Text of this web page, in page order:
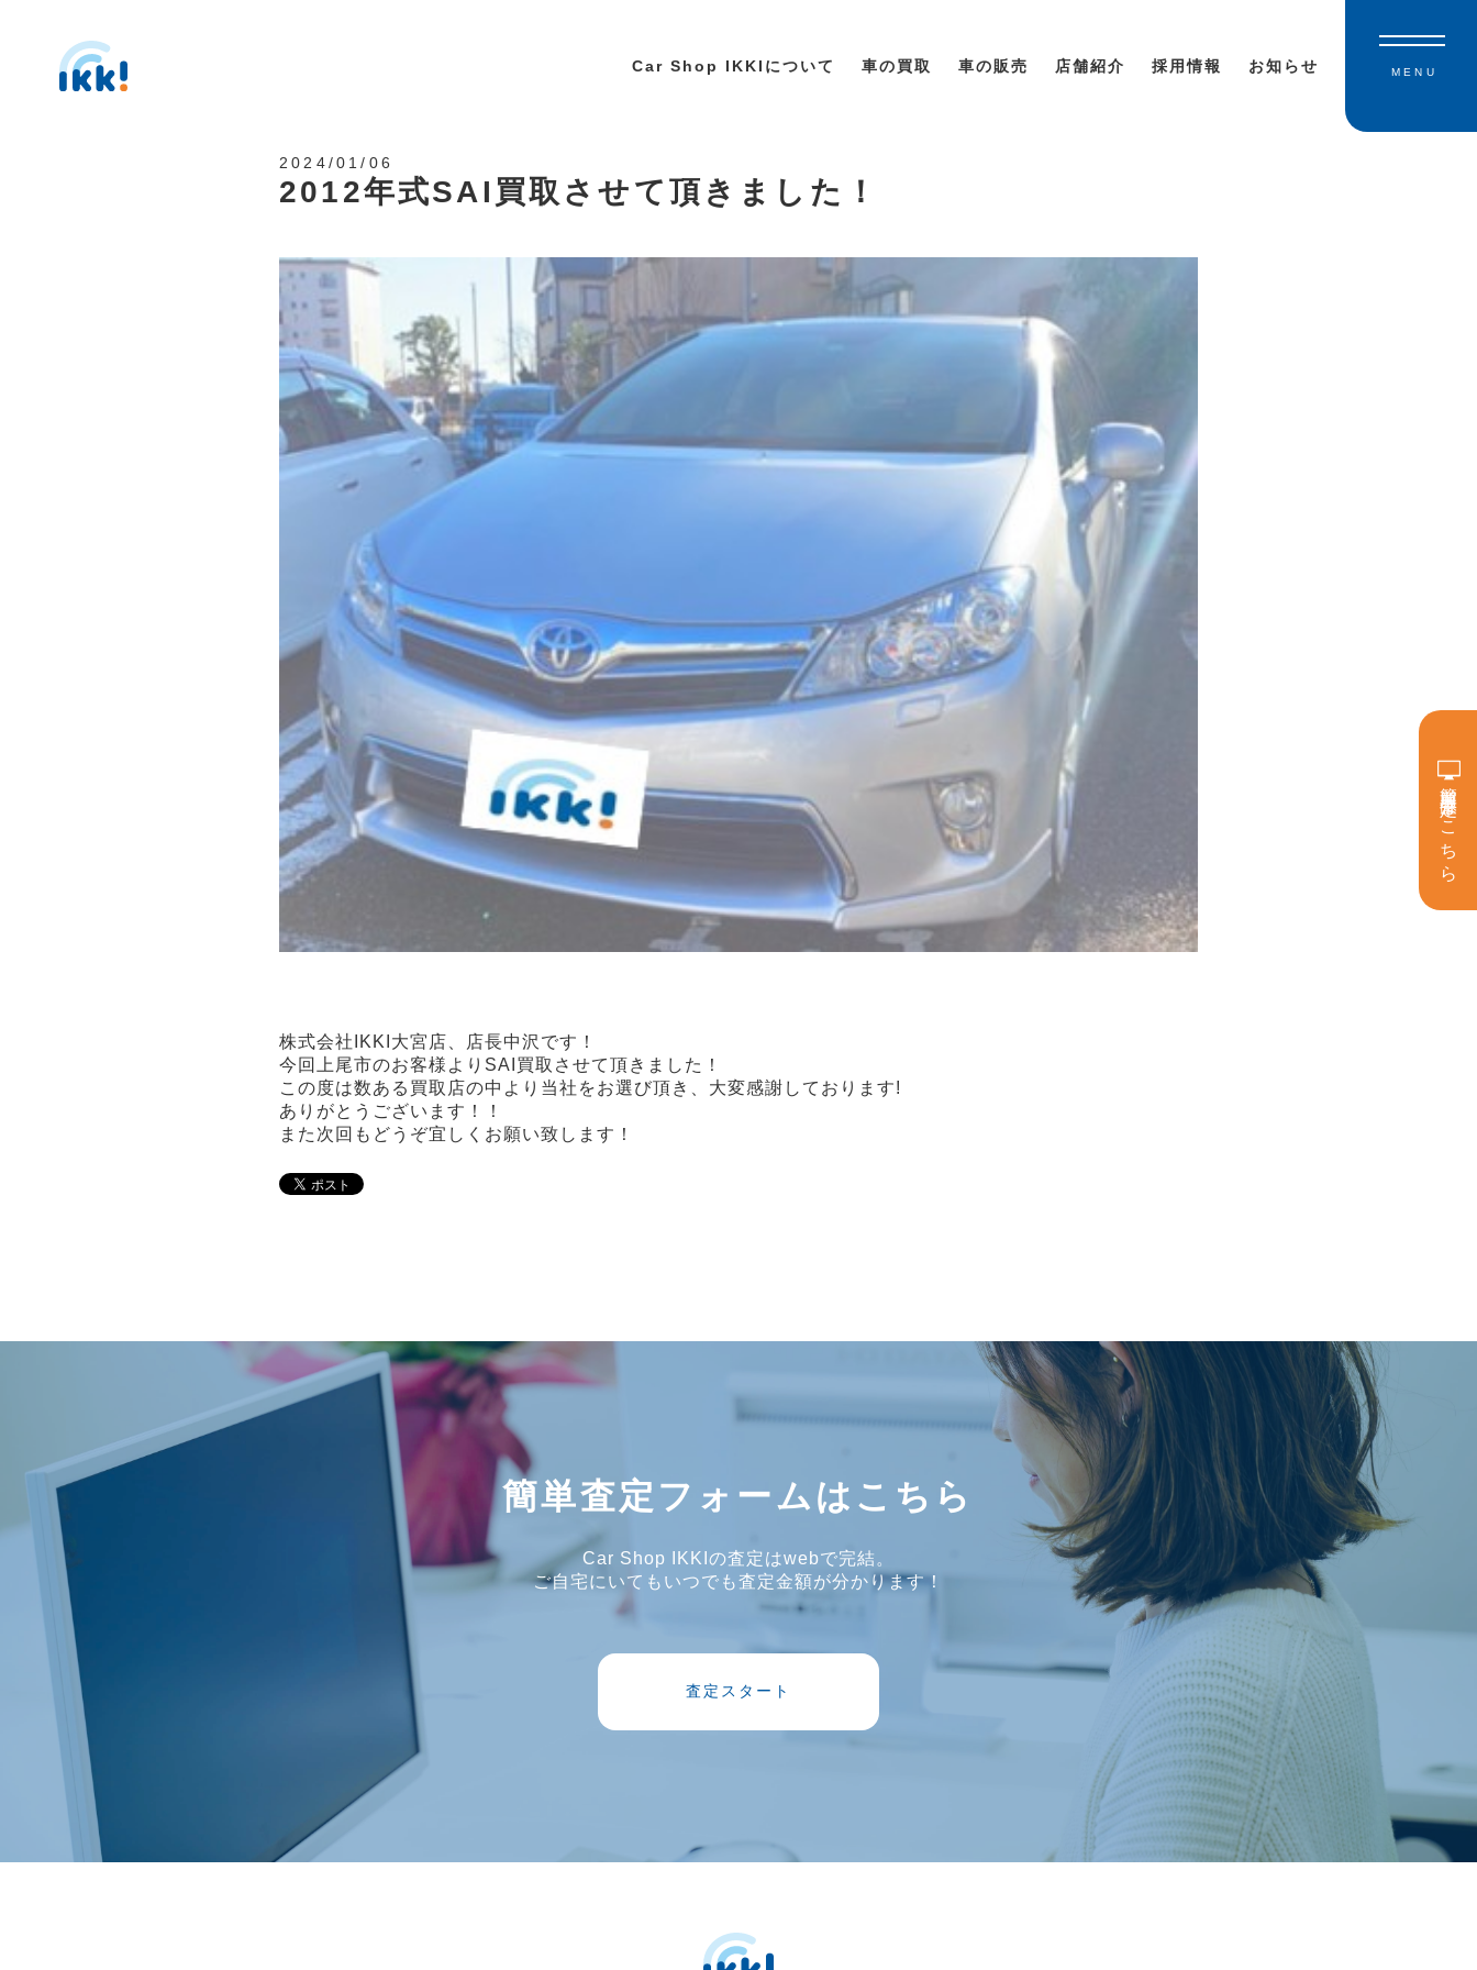
Car Shop IKKIについて 車の買取 車の販売 店舗紹介 採用情報 お知らせ MENU
簡単買取査定はこちら
2024/01/06
2012年式SAI買取させて頂きました！
株式会社IKKI大宮店、店長中沢です！
今回上尾市のお客様よりSAI買取させて頂きました！
この度は数ある買取店の中より当社をお選び頂き、大変感謝しております!
ありがとうございます！！
また次回もどうぞ宜しくお願い致します！
簡単査定フォームはこちら
Car Shop IKKIの査定はwebで完結。
ご自宅にいてもいつでも査定金額が分かります！
査定スタート